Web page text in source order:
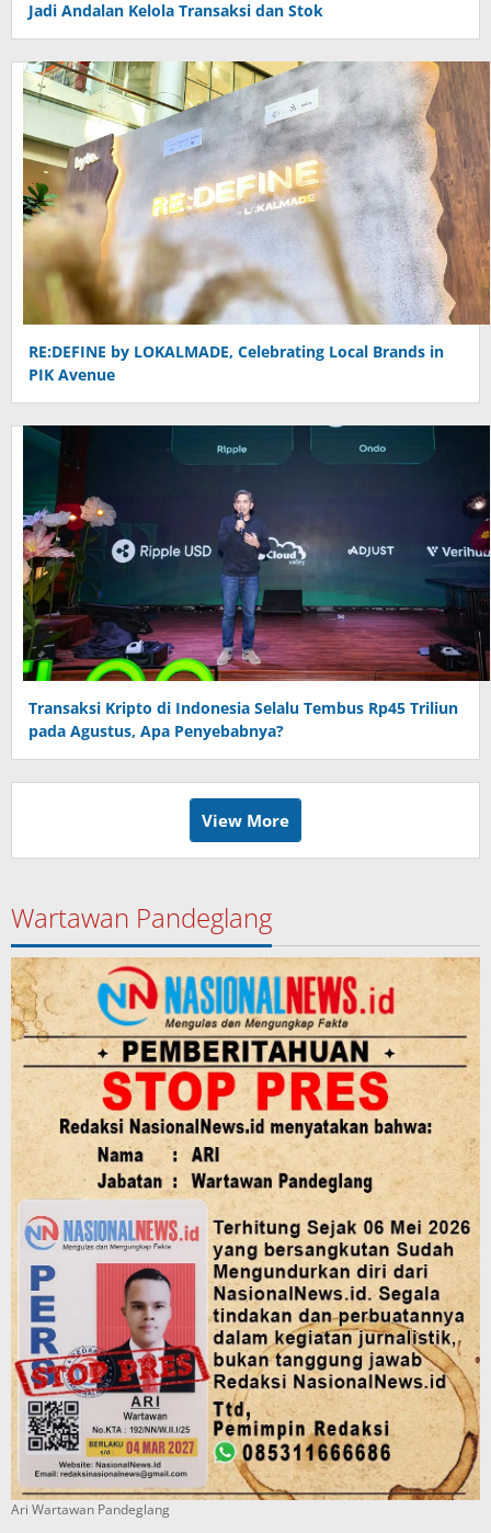
Jadi Andalan Kelola Transaksi dan Stok
RE:DEFINE by LOKALMADE, Celebrating Local Brands in
PIK Avenue
Transaksi Kripto di Indonesia Selalu Tembus Rp45 Triliun
pada Agustus, Apa Penyebabnya?
View More
Wartawan Pandeglang
Ari Wartawan Pandeglang